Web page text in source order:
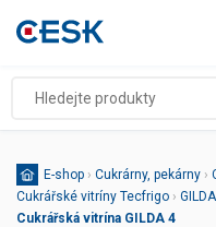
E-shop › Cukrárny, pekárny ›
Cukrářské vitríny Tecfrigo ›
Cukrářská vitrína GILDA 4